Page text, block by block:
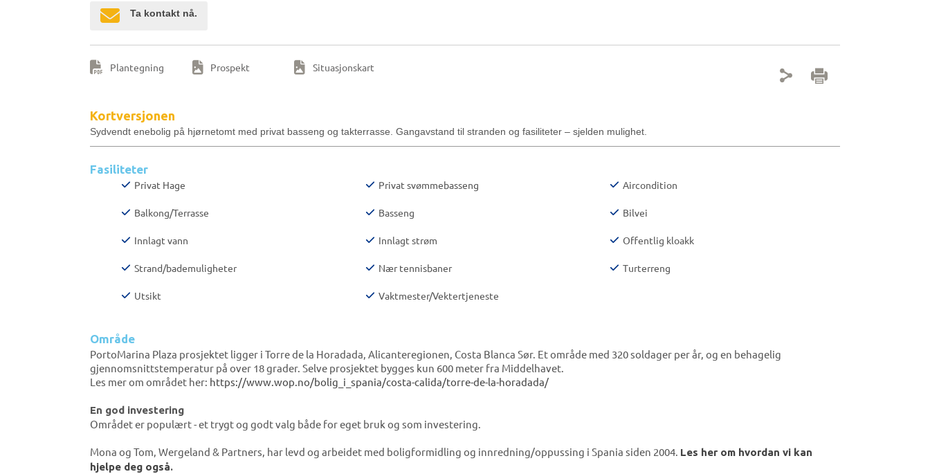
Ta kontakt nå.
Plantegning Prospekt Situasjonskart
Kortversjonen
Sydvendt enebolig på hjørnetomt med privat basseng og takterrasse. Gangavstand til stranden og fasiliteter – sjelden mulighet.
Fasiliteter
Privat Hage Privat svømmebasseng Aircondition
Balkong/Terrasse Basseng Bilvei
Innlagt vann Innlagt strøm Offentlig kloakk
Strand/bademuligheter Nær tennisbaner Turterreng
Utsikt Vaktmester/Vektertjeneste
Område
PortoMarina Plaza prosjektet ligger i Torre de la Horadada, Alicanteregionen, Costa Blanca Sør. Et område med 320 soldager per år, og en behagelig
gjennomsnittstemperatur på over 18 grader. Selve prosjektet bygges kun 600 meter fra Middelhavet.
Les mer om området her: https://www.wop.no/bolig_i_spania/costa-calida/torre-de-la-horadada/
En god investering
Området er populært - et trygt og godt valg både for eget bruk og som investering.
Mona og Tom, Wergeland & Partners, har levd og arbeidet med boligformidling og innredning/oppussing i Spania siden 2004. Les her om hvordan vi kan
hjelpe deg også.